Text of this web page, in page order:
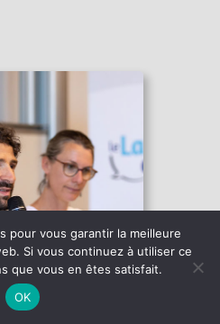
pour vous garantir la meilleure
Si vous continuez à utiliser ce
que vous en êtes satisfait.
OK